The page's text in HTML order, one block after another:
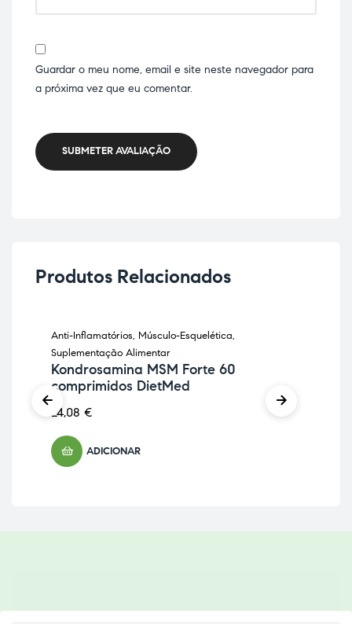
Guardar o meu nome, email e site neste navegador para
a próxima vez que eu comentar.
SUBMETER AVALIAÇÃO
Produtos Relacionados
Anti-Inflamatórios, Músculo-Esquelética,
Suplementação Alimentar
Kondrosamina MSM Forte 60
comprimidos DietMed
24,08 €
ADICIONAR